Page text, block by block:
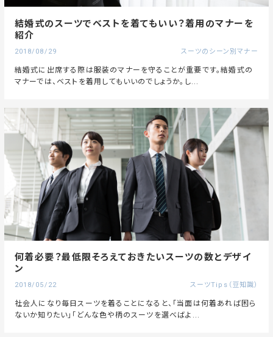
結婚式のスーツでベストを着てもいい？着用のマナーを
紹介
2018/08/29 スーツのシーン別マナー
結婚式に出席する際は服装のマナーを守ることが重要です。結婚式の
マナーでは、ベストを着用してもいいのでしょうか。し...
何着必要？最低限そろえておきたいスーツの数とデザイ
ン
2018/05/22 スーツTips（豆知識）
社会人になり毎日スーツを着ることになると、「当面は何着あれば困ら
ないか知りたい」「どんな色や柄のスーツを選べばよ...